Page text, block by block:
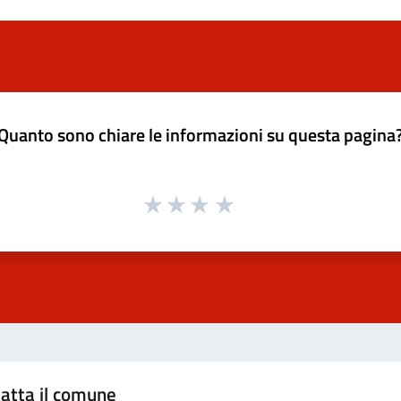
sono chiare le informazioni su questa
il comune